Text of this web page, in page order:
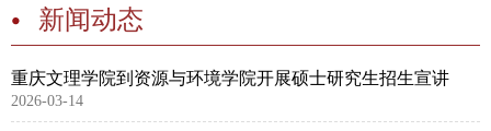
新闻动态
重庆文理学院到资源与环境学院开展硕士研究生招生宣讲
2026-03-14